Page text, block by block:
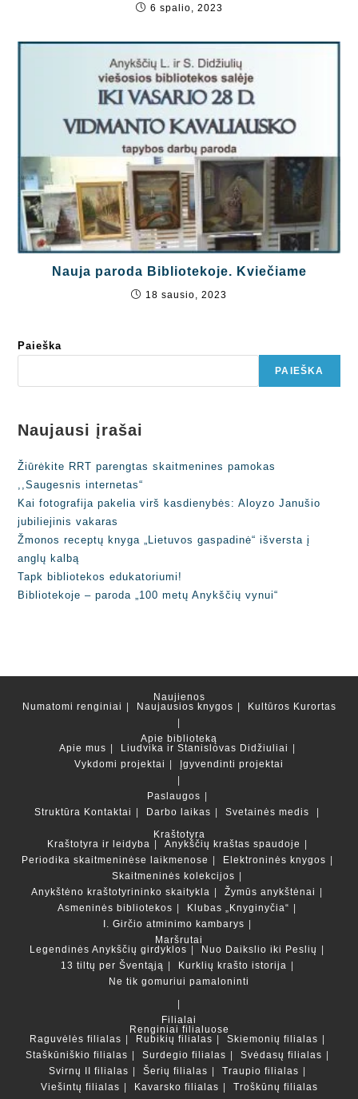
6 spalio, 2023
Nauja paroda Bibliotekoje. Kviečiame
18 sausio, 2023
Paieška
PAIEŠKA
Naujausi įrašai
Žiūrėkite RRT parengtas skaitmenines pamokas
,,Saugesnis internetas“
Kai fotografija pakelia virš kasdienybės: Aloyzo Janušio
jubiliejinis vakaras
Žmonos receptų knyga „Lietuvos gaspadinė“ išversta į
anglų kalbą
Tapk bibliotekos edukatoriumi!
Bibliotekoje – paroda „100 metų Anykščių vynui“
Naujienos
Numatomi renginiai
Naujausios knygos Kultūros Kurortas
Apie biblioteką
Apie mus
Liudvika ir Stanislovas Didžiuliai
Vykdomi projektai
Įgyvendinti projektai
Paslaugos
Struktūra Kontaktai Darbo laikas
Svetainės medis
Kraštotyra
Kraštotyra ir leidyba
Anykščių kraštas spaudoje
Periodika skaitmeninėse laikmenose
Elektroninės knygos
Skaitmeninės kolekcijos
Anykštėno kraštotyrininko skaitykla
Žymūs anykštėnai
Asmeninės bibliotekos
Klubas „Knyginyčia“
I. Girčio atminimo kambarys
Maršrutai
Legendinės Anykščių girdyklos
Nuo Daikslio iki Peslių
13 tiltų per Šventąją
Kurklių krašto istorija
Ne tik gomuriui pamaloninti
Filialai
Renginiai filialuose
Raguvėlės filialas
Rubikių filialas
Skiemonių filialas
Staškūniškio filialas
Surdegio filialas
Svėdasų filialas
Svirnų II filialas
Šerių filialas
Traupio filialas
Viešintų filialas
Kavarsko filialas Troškūnų filialas